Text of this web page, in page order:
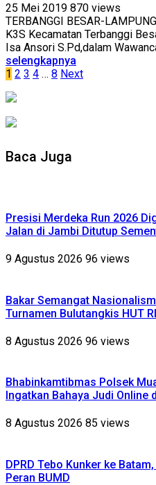
25 Mei 2019 870 views
TERBANGGI BESAR-
K3S Kecamatan Terbanggi
Isa Ansori S.Pd,dalam
selengkapnya
Paginasi
pos
1 2 3 4 … 8 Next
Baca Juga
Presisi Merdeka Run 2026
Jalan di Jambi Ditutup
9 Agustus 2026 96 views
Bakar Semangat
Turnamen Bulutangkis HUT
8 Agustus 2026 96 views
Bhabinkamtibmas Polsek
Ingatkan Bahaya Judi Online
8 Agustus 2026 85 views
DPRD Tebo Kunker ke
Peran BUMD